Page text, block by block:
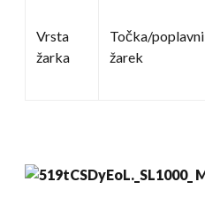
Vrsta
žarka
Točka/poplavni
žarek